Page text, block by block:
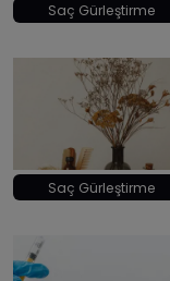
Saç Gürleştirme
Saç Gürleştirme